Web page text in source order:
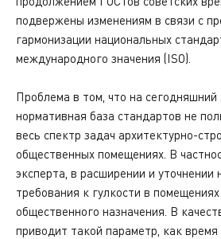
подвержены изменениям в связи с
гармонизации национальных
международного значения (ISO).
Проблема в том, что на сегодняшний
нормативная база стандартов не
весь спектр задач архитектурно-
общественных помещениях. В
эксперта, в расширении и уточнении
требования к гулкости в
общественного назначения. В
приводит такой параметр, как